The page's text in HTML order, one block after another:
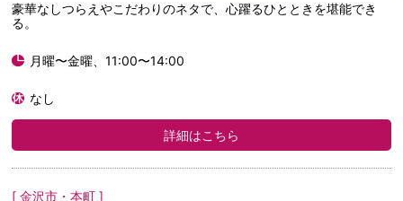
豪華なしつらえやこだわりのネタで、心躍るひとときを堪能でき
る。
月曜〜金曜、11:00〜14:00
なし
詳細はこちら
[ 金沢市・本町 ]